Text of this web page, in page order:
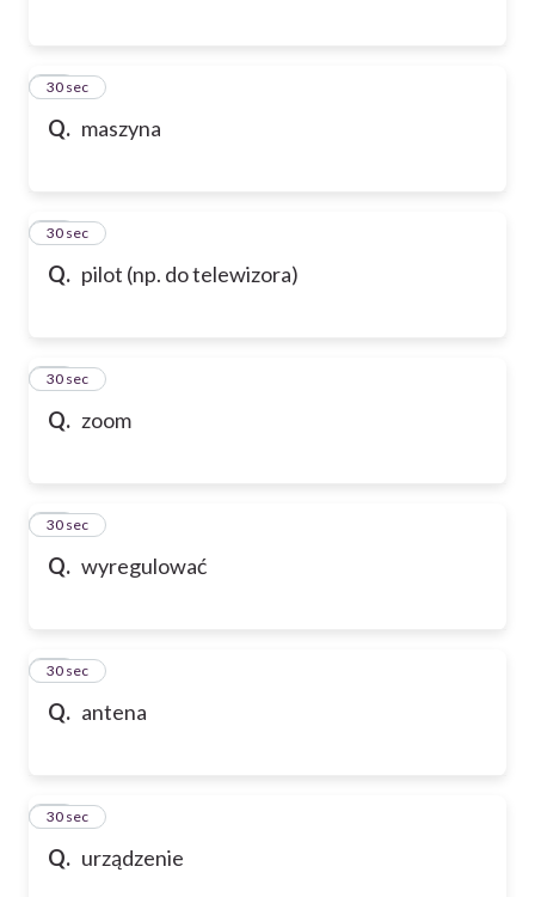
Q. maszyna
76
30 sec
Q. pilot (np. do telewizora)
77
30 sec
Q. zoom
78
30 sec
Q. wyregulować
79
30 sec
Q. antena
80
30 sec
Q. urządzenie
81
30 sec